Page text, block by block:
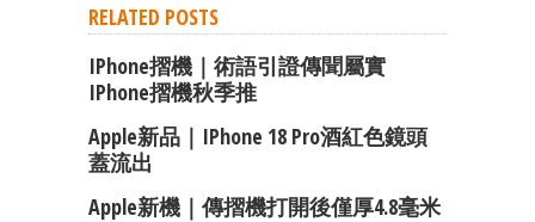
RELATED POSTS
IPhone摺機｜術語引證傳聞屬實
IPhone摺機秋季推
Apple新品｜iPhone 18 Pro酒紅色鏡頭
蓋流出
Apple新機｜傳摺機打開後僅厚4.8毫米